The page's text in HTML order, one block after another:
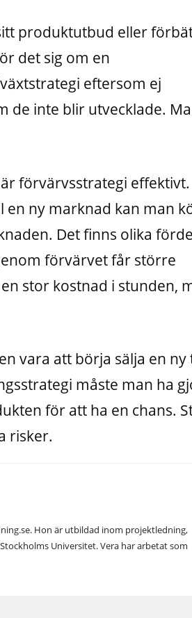
produktutbud eller
det sig om en
eftersom ej
de inte blir utvecklade.
förvärvsstrategi effektivt.
ny marknad kan man
Det finns olika
förvärvet får större
stor kostnad i stunden,
vara att börja sälja en ny
måste man ha
för att ha en chans.
risker.
Hon är utbildad inom projektledning,
Universitet. Vera har arbetat som